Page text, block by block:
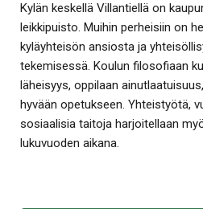
Kylän keskellä Villantiellä on
leikkipuisto. Muihin perheisiin on
kyläyhteisön ansiosta ja
tekemisessä. Koulun filosofiaan
läheisyys, oppilaan
hyvään opetukseen. Yhteistyötä,
sosiaalisia taitoja harjoitellaan
lukuvuoden aikana.